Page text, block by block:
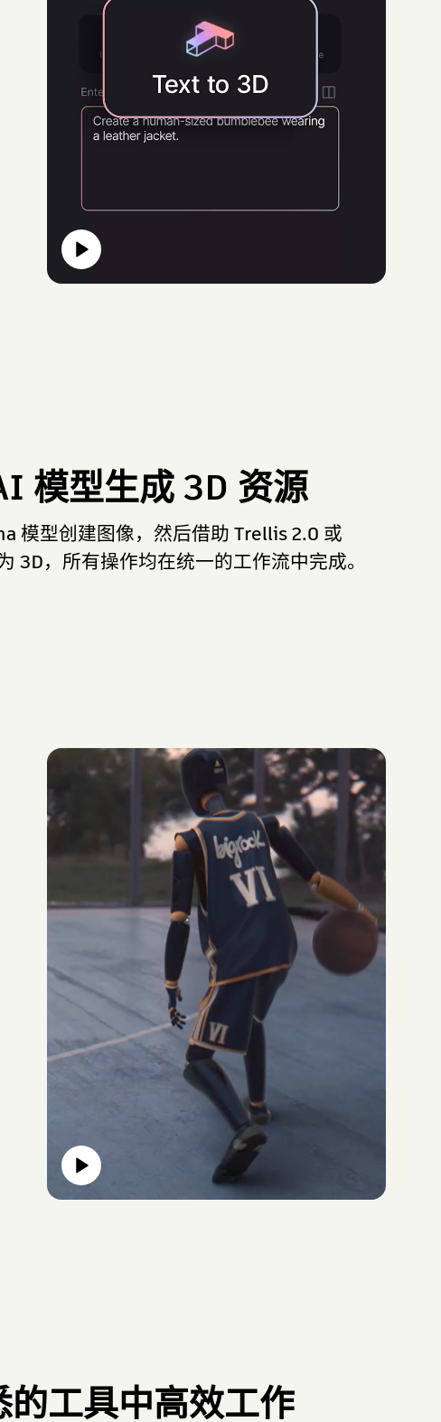
模型生成 3D 资源
模型创建图像，然后借助 Trellis 2.0 或
3D，所有操作均在统一的工作流中完成。
工具中高效工作